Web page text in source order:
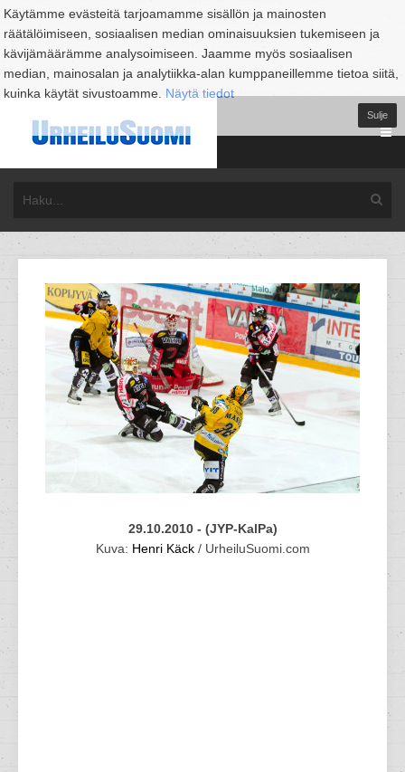
Käytämme evästeitä tarjoamamme sisällön ja mainosten
räätälöimiseen, sosiaalisen median ominaisuuksien tukemiseen ja
kävijämäärämme analysoimiseen. Jaamme myös sosiaalisen
median, mainosalan ja analytiikka-alan kumppaneillemme tietoa siitä,
kuinka käytät sivustoamme. Näytä tiedot
Sulje
29.10.2010 - (JYP-KalPa)
Kuva: Henri Käck/ UrheiluSuomi.com